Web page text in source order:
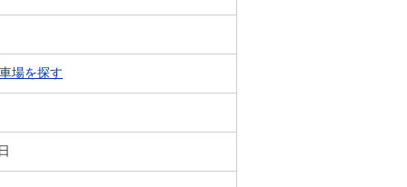
場を探す